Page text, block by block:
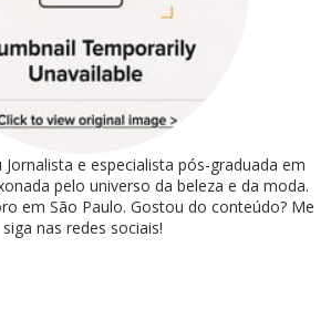
e especialista pós-graduada em
pelo universo da beleza e da moda.
em São Paulo. Gostou do conteúdo? Me
siga nas redes sociais!